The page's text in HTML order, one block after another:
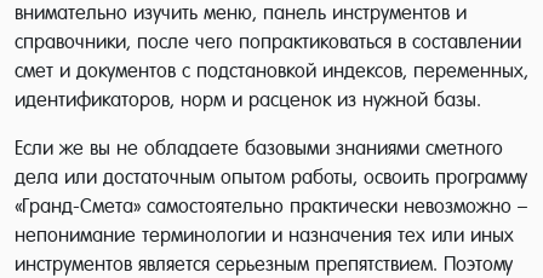
внимательно изучить меню, панель инструментов и
справочники, после чего попрактиковаться в составлении
смет и документов с подстановкой индексов, переменных,
идентификаторов, норм и расценок из нужной базы.
Если же вы не обладаете базовыми знаниями сметного
дела или достаточным опытом работы, освоить программу
«Гранд-Смета» самостоятельно практически невозможно –
непонимание терминологии и назначения тех или иных
инструментов является серьезным препятствием. Поэтому